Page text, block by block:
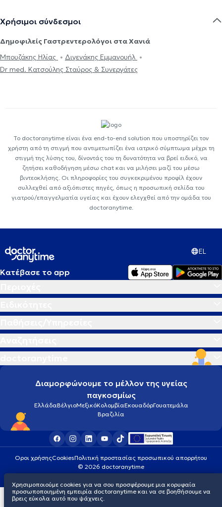
Χρήσιμοι σύνδεσμοι
Δημοφιλείς Γαστρεντερολόγοι στα Χανιά
Μπουζάκης Ηλίας
Διγενάκης Εμμανουήλ
Dr med. Κατσούλης Σταύρος & Συνεργάτες
Το doctoranytime είναι ένα end-to-end solution που υποστηρίζει τον
χρήστη από τη στιγμή που αντιμετωπίζει ένα ιατρικό σύμπτωμα μέχρι τη
στιγμή της λύσης του, δίνοντάς του τη δυνατότητα να βρεί ειδικό, να
ζητήσει καθοδήγηση μέσω chat και να μιλήσει μαζί του μέσω
βιντεοκλήσης. Οι πληροφορίες του συγκεκριμένου προφίλ έχουν
συλλεχθεί από αξιόπιστες πηγές, όπως η προσωπική σελίδα του
γιατρού/επαγγελματία υγείας και έχουν ελεγχθεί από την ομάδα του
doctoranytime.
EL
Κατέβασε το app
Διαμορφώνουμε το μέλλον της υγείας
παγκοσμίως
ΕλλάδαΒέλγιοΜεξικόΚολομβίαΕκουαδόρΓουατεμάλα
Βραζιλία
Οροι χρήσηςCookiesΠολιτική προστασίας προσωπικού απορρήτου
© 2026 doctoranytime
Χρησιμοποιούμε cookies για να σου προσφέρουμε μια κορυφαία
προσωποποιημένη εμπειρία doctoranytime και να σε βοηθήσουμε να
βρεις εύκολα αυτό που ψάχνεις.